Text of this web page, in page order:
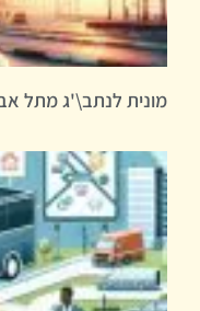
מונית לנתב\'ג מתל